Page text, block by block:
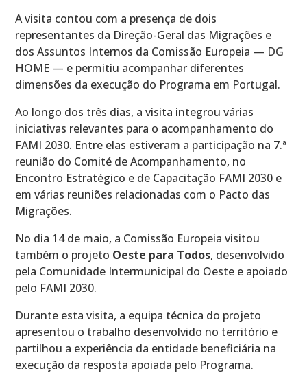
A visita contou com a presença de dois
representantes da Direção-Geral das Migrações e
dos Assuntos Internos da Comissão Europeia — DG
HOME — e permitiu acompanhar diferentes
dimensões da execução do Programa em Portugal.
Ao longo dos três dias, a visita integrou várias
iniciativas relevantes para o acompanhamento do
FAMI 2030. Entre elas estiveram a participação na 7.ª
reunião do Comité de Acompanhamento, no
Encontro Estratégico e de Capacitação FAMI 2030 e
em várias reuniões relacionadas com o Pacto das
Migrações.
No dia 14 de maio, a Comissão Europeia visitou
também o projeto Oeste para Todos, desenvolvido
pela Comunidade Intermunicipal do Oeste e apoiado
pelo FAMI 2030.
Durante esta visita, a equipa técnica do projeto
apresentou o trabalho desenvolvido no território e
partilhou a experiência da entidade beneficiária na
execução da resposta apoiada pelo Programa.